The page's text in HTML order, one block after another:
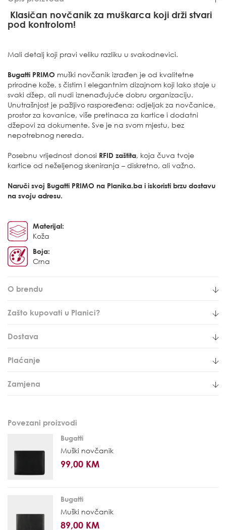
Klasičan novčanik za muškarca koji drži stvari
pod kontrolom!
Mali detalj koji pravi veliku razliku u svakodnevici.
Bugatti PRIMO muški novčanik izrađen je od kvalitetne
prirodne kože, s čistim i elegantnim dizajnom koji lako staje u
svaki džep, ali nudi iznenađujuće dobru organizaciju.
Unutrašnjost je pažljivo raspoređena: odjeljak za novčanice,
prostor za kovanice, više pretinaca za kartice i dodatni
džepovi za dokumente. Sve je na svom mjestu, bez
nepotrebnog nereda.
Posebnu vrijednost donosi RFID zaštita, koja čuva tvoje
kartice od neželjenog skeniranja – diskretno, ali važno.
Naruči svoj Bugatti PRIMO na Planika.ba i iskoristi brzu dostavu
na svoju adresu.
Materijal:
Koža
Boja:
Crna
O brendu
Zašto kupovati u Planici?
Dostava
Plaćanje
Zamjena
Povezani proizvodi
Bugatti
Muški novčanik
99,00 KM
Bugatti
Muški novčanik
89,00 KM